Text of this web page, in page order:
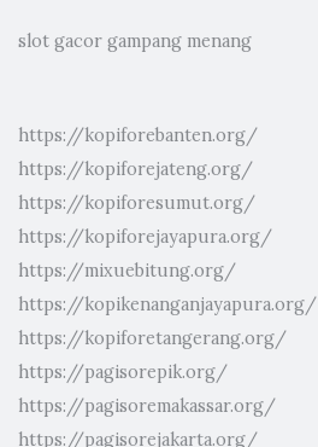
slot gacor gampang menang
https://kopiforebanten.org/
https://kopiforejateng.org/
https://kopiforesumut.org/
https://kopiforejayapura.org/
https://mixuebitung.org/
https://kopikenanganjayapura.org/
https://kopiforetangerang.org/
https://pagisorepik.org/
https://pagisoremakassar.org/
https://pagisorejakarta.org/